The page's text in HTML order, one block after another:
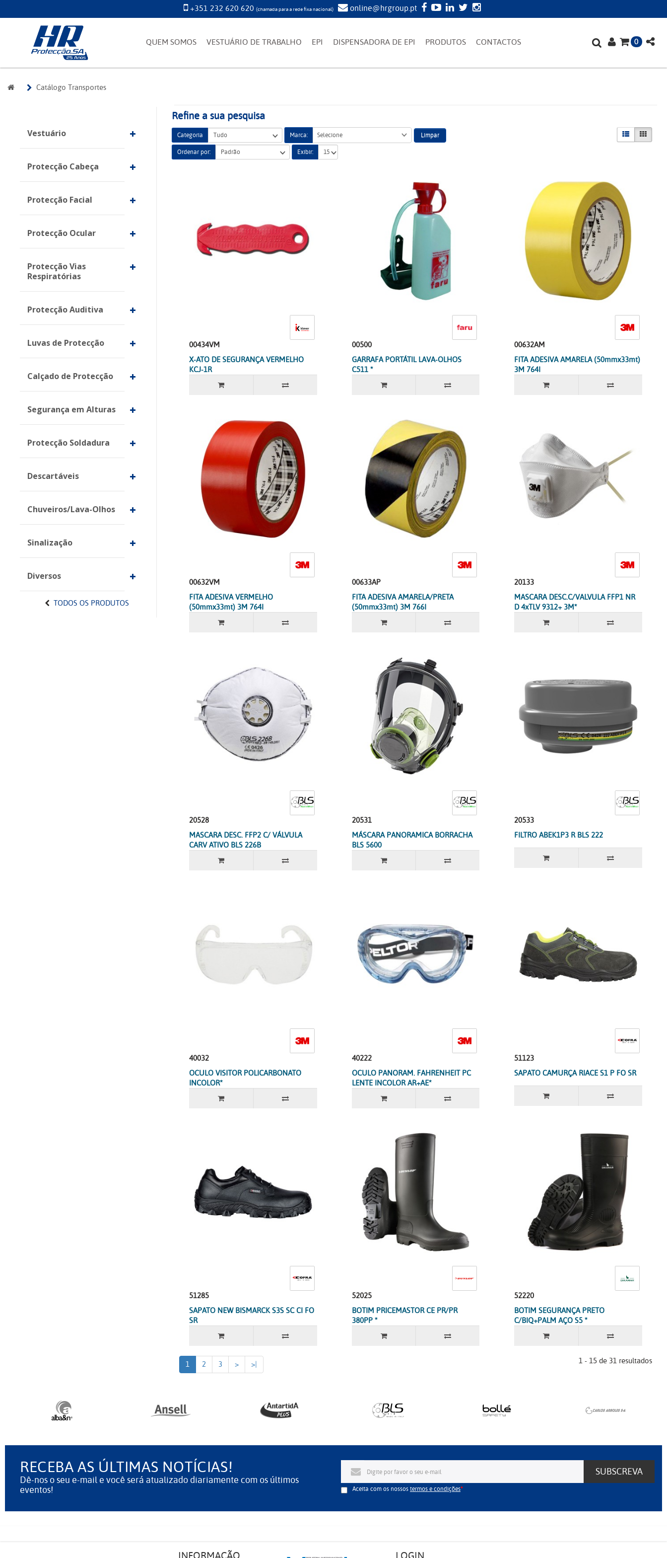
+351 232 620 620 (chamada para a rede fixa nacional) online@hrgroup.pt
QUEM SOMOS VESTUÁRIO DE TRABALHO EPI DISPENSADORA DE EPI PRODUTOS CONTACTOS 0
Catálogo Transportes
Vestuário
Protecção Cabeça
Protecção Facial
Protecção Ocular
Protecção Vias
Respiratórias
Protecção Auditiva
Luvas de Protecção
Calçado de Protecção
Segurança em Alturas
Protecção Soldadura
Descartáveis
Chuveiros/Lava-Olhos
Sinalização
Diversos
TODOS OS PRODUTOS
Refine a sua pesquisa
Categoria Marca: Selecione
Limpar
Ordenar por:
Exibir:
00434VM
X-ATO DE SEGURANÇA VERMELHO
KCJ-1R
00500
GARRAFA PORTÁTIL LAVA-OLHOS
C511 *
00632AM
FITA ADESIVA AMARELA (50mmx33mt)
3M 764I
00632VM
FITA ADESIVA VERMELHO
(50mmx33mt) 3M 764I
00633AP
FITA ADESIVA AMARELA/PRETA
(50mmx33mt) 3M 766I
20133
MASCARA DESC.C/VALVULA FFP1 NR
D 4xTLV 9312+ 3M*
20528
MASCARA DESC. FFP2 C/ VÁLVULA
CARV ATIVO BLS 226B
20531
MÁSCARA PANORAMICA BORRACHA
BLS 5600
20533
FILTRO ABEK1P3 R BLS 222
40032
OCULO VISITOR POLICARBONATO
INCOLOR*
40222
OCULO PANORAM. FAHRENHEIT PC
LENTE INCOLOR AR+AE*
51123
SAPATO CAMURÇA RIACE S1 P FO SR
51285
SAPATO NEW BISMARCK S3S SC CI FO
SR
52025
BOTIM PRICEMASTOR CE PR/PR
380PP *
52220
BOTIM SEGURANÇA PRETO
C/BIQ+PALM AÇO S5 *
1 2 3 > >| 1 - 15 de 31 resultados
RECEBA AS ÚLTIMAS NOTÍCIAS!
Dê-nos o seu e-mail e você será atualizado diariamente com os últimos
eventos!
SUBSCREVA
Aceita com os nossostermos e condições